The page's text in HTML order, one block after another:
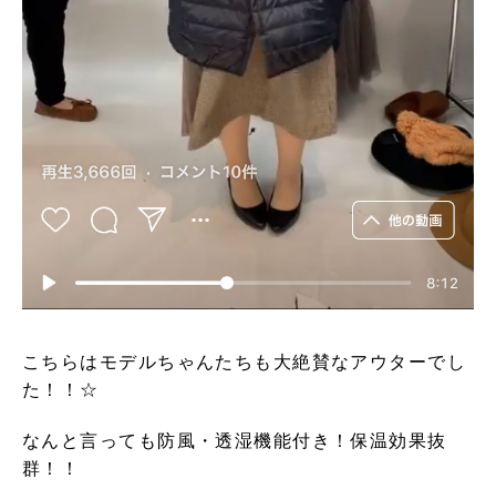
こちらはモデルちゃんたちも大絶賛なアウターでし
た！！☆
なんと言っても防風・透湿機能付き！保温効果抜
群！！